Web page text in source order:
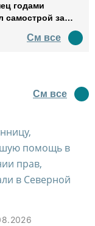
годами
самострой за
туристов
См все
См все